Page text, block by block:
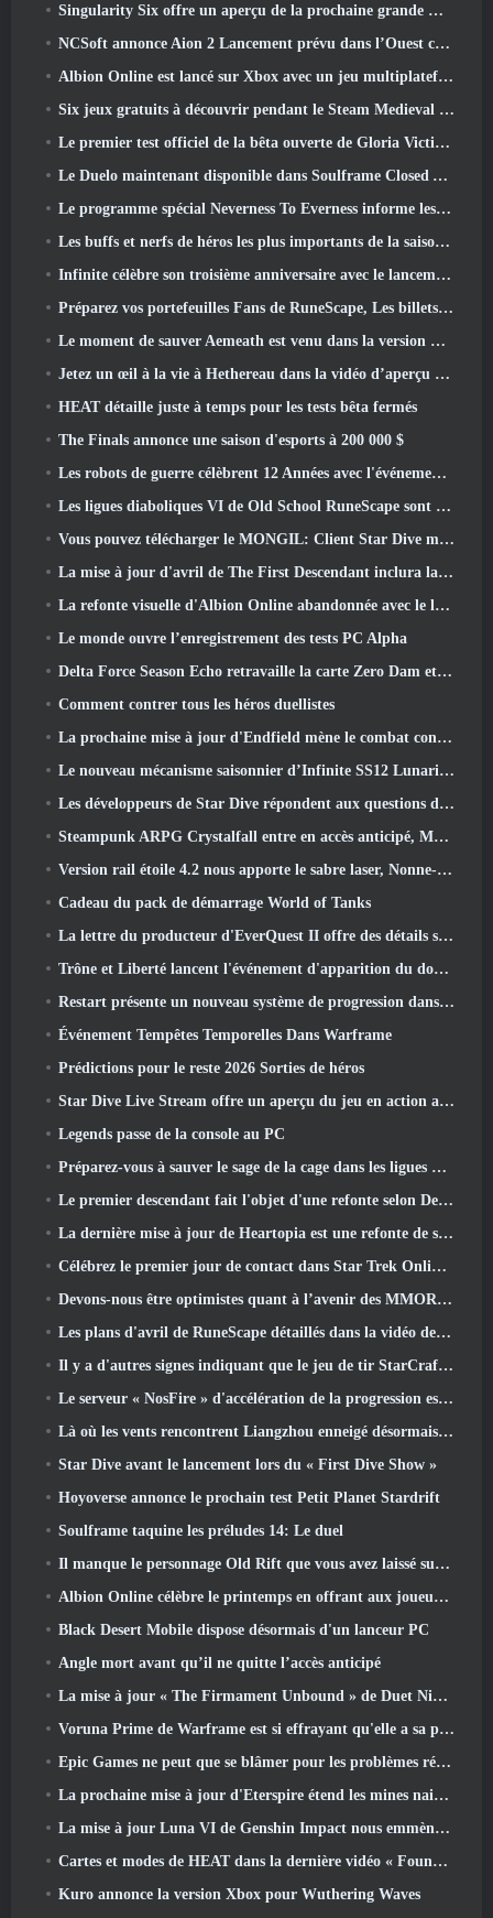
Singularity Six offre un aperçu de la prochaine grande mise à jour de Palia The Royal Highlands
NCSoft annonce Aion 2 Lancement prévu dans l’Ouest cette année
Albion Online est lancé sur Xbox avec un jeu multiplateforme complet
Six jeux gratuits à découvrir pendant le Steam Medieval Fest
Le premier test officiel de la bêta ouverte de Gloria Victis démarre aujourd’hui
Le Duelo maintenant disponible dans Soulframe Closed Alpha
Le programme spécial Neverness To Everness informe les joueurs de ce à quoi s'attendre lors des lancements
Les buffs et nerfs de héros les plus importants de la saison 7.5
Infinite célèbre son troisième anniversaire avec le lancement de Lunaria SS12 aujourd'hui
Préparez vos portefeuilles Fans de RuneScape, Les billets pour le RuneFest sont sur le point d'être mis en vente
Le moment de sauver Aemeath est venu dans la version Wuthering Waves 3.3 Mise à jour
Jetez un œil à la vie à Hethereau dans la vidéo d’aperçu du gameplay du lancement de Neverness To Everness
HEAT détaille juste à temps pour les tests bêta fermés
The Finals annonce une saison d'esports à 200 000 $
Les robots de guerre célèbrent 12 Années avec l'événement Martian Robotic Games
Les ligues diaboliques VI de Old School RuneScape sont lancées aujourd'hui
Vous pouvez télécharger le MONGIL: Client Star Dive maintenant
La mise à jour d'avril de The First Descendant inclura la version bêta du nouveau contenu Endgame
La refonte visuelle d'Albion Online abandonnée avec le lancement de la mise à jour Radiant Wilds aujourd'hui
Le monde ouvre l’enregistrement des tests PC Alpha
Delta Force Season Echo retravaille la carte Zero Dam et étend le gameplay des opérations
Comment contrer tous les héros duellistes
La prochaine mise à jour d'Endfield mène le combat contre Nefarith
Le nouveau mécanisme saisonnier d’Infinite SS12 Lunaria est l’un des « plus gros ajouts » au jeu
Les développeurs de Star Dive répondent aux questions des joueurs dans un livestream surprise
Steampunk ARPG Crystalfall entre en accès anticipé, Mais pas sans quelques défauts
Version rail étoile 4.2 nous apporte le sabre laser, Nonne-mandrin, Batteur pionnier et un émanateur d’exaltation
Cadeau du pack de démarrage World of Tanks
La lettre du producteur d'EverQuest II offre des détails sur le serveur d'extension verrouillé dans le temps
Trône et Liberté lancent l'événement d'apparition du double archboss
Restart présente un nouveau système de progression dans la mise à jour de la saison SS4
Événement Tempêtes Temporelles Dans Warframe
Prédictions pour le reste 2026 Sorties de héros
Star Dive Live Stream offre un aperçu du jeu en action avant son lancement
Legends passe de la console au PC
Préparez-vous à sauver le sage de la cage dans les ligues VI de Old School RuneScape: Pactes démoniaques
Le premier descendant fait l'objet d'une refonte selon Dev Stream
La dernière mise à jour de Heartopia est une refonte de style Alice au pays des merveilles
Célébrez le premier jour de contact dans Star Trek Online et gagnez une nouvelle version du Nobel Intel Battlecruiser
Devons-nous être optimistes quant à l’avenir des MMORPG?
Les plans d'avril de RuneScape détaillés dans la vidéo des développeurs
Il y a d'autres signes indiquant que le jeu de tir StarCraft en monde ouvert pourrait être une réalité
Le serveur « NosFire » d'accélération de la progression est désormais disponible dans NosTale
Là où les vents rencontrent Liangzhou enneigé désormais disponible avec la sortie de la version 1.5
Star Dive avant le lancement lors du « First Dive Show »
Hoyoverse annonce le prochain test Petit Planet Stardrift
Soulframe taquine les préludes 14: Le duel
Il manque le personnage Old Rift que vous avez laissé sur le serveur Dead? Gamigo a une solution pour ça
Albion Online célèbre le printemps en offrant aux joueurs une jolie monture de lapin
Black Desert Mobile dispose désormais d'un lanceur PC
Angle mort avant qu’il ne quitte l’accès anticipé
La mise à jour « The Firmament Unbound » de Duet Night Abyss conclut l’histoire de Huaxu
Voruna Prime de Warframe est si effrayant qu'elle a sa propre bande-annonce de bande rouge
Epic Games ne peut que se blâmer pour les problèmes récents
La prochaine mise à jour d'Eterspire étend les mines naines et propose une refonte complète des combats contre les boss
La mise à jour Luna VI de Genshin Impact nous emmène à cet endroit dont Mondstadt continue de parler mais que nous n'avons jamais vu
Cartes et modes de HEAT dans la dernière vidéo « Foundations »
Kuro annonce la version Xbox pour Wuthering Waves